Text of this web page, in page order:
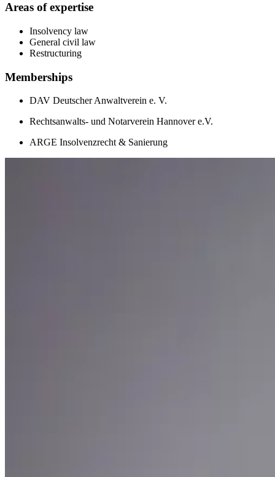
Areas of expertise
Insolvency law
General civil law
Restructuring
Memberships
DAV Deutscher Anwaltverein e. V.
Rechtsanwalts- und Notarverein Hannover e.V.
ARGE Insolvenzrecht & Sanierung